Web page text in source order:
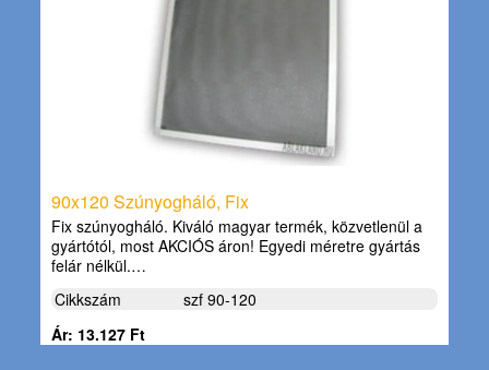
90x120 Szúnyogháló, Fix
Fix szúnyogháló. Kiváló magyar termék, közvetlenül a
gyártótól, most AKCIÓS áron! Egyedi méretre gyártás
felár nélkül.…
Cikkszám
szf 90-120
Ár: 13.127 Ft